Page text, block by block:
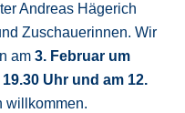
Andreas Hägerich
Zuschauerinnen. Wir
am 3. Februar um
Uhr und am 12.
willkommen.